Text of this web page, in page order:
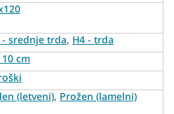
vzmetnice
glede na trdoto
vzmetnice
glede na dimenzije
- srednje trda, H4 - trda
cm
(letveni), Prožen (lamelni)